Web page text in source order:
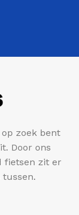
zoek bent
Door ons
fietsen zit er